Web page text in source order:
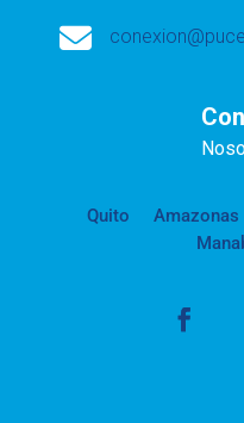

Quito Amazonas